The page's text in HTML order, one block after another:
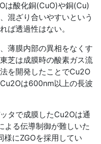
は酸化銅(CuO)や銅(Cu)
混ざり合いやすいという
ば透過性はない。
薄膜内部の異相をなくす
芝は成膜時の酸素ガス流
を開発したことでCu2O
は600nm以上の長波
タで成膜したCu2Oは通
よる伝導制御が難しいた
様にZGOを採用してい